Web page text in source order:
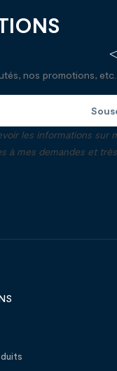
nos promotions, etc...
les informations sur
à mes demandes et très